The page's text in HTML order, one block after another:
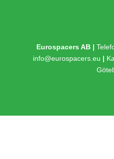
Eurospacers AB |
info@eurospacers.eu |